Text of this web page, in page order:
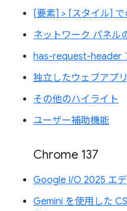
[要素] > [スタイル]
ネットワーク パネル
has-request-header
独立したウェブアプ
その他のハイライト
ユーザー補助機能
Chrome 137
Google I/O 2025 エ
Gemini を使用した